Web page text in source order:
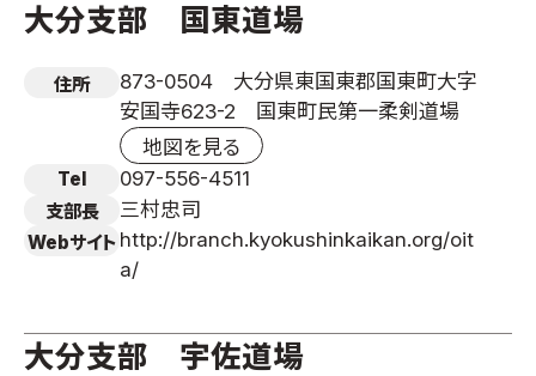
大分支部 国東道場
住所
873-0504 大分県東国東郡国東町大字
安国寺623-2 国東町民第一柔剣道場
地図を見る
Tel 097-556-4511
支部長 三村忠司
Webサイト http://branch.kyokushinkaikan.org/oit
a/
大分支部 宇佐道場